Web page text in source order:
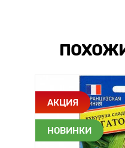
АКЦИЯ
НОВИНКИ